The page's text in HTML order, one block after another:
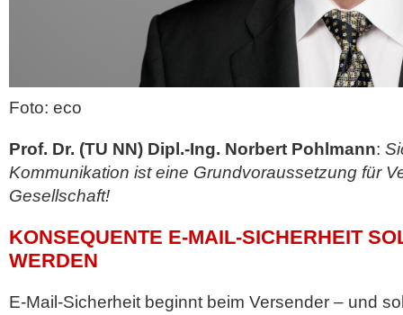
Foto: eco
Prof. Dr. (TU NN) Dipl.-Ing. Norbert Pohlmann:
Kommunikation ist eine Grundvoraussetzung für
Gesellschaft!
KONSEQUENTE E-MAIL-SICHERHEIT
WERDEN
E-Mail-Sicherheit beginnt beim Versender – und